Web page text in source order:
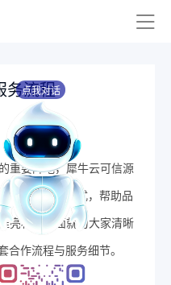
务流程
重要阵地，犀牛云可信源
成熟的运营模式，帮助品
亮相。下面就为大家清晰
合作流程与服务细节。
点我对话